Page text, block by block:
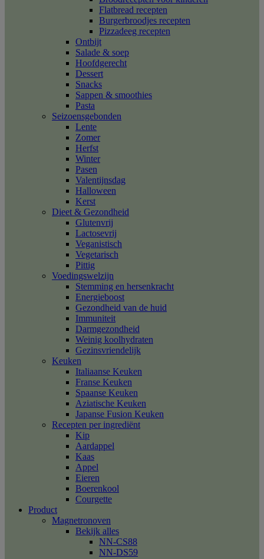
Flatbread recepten
Burgerbroodjes recepten
Pizzadeeg recepten
Ontbijt
Salade & soep
Hoofdgerecht
Dessert
Snacks
Sappen & smoothies
Pasta
Seizoensgebonden
Lente
Zomer
Herfst
Winter
Pasen
Valentijnsdag
Halloween
Kerst
Dieet & Gezondheid
Glutenvrij
Lactosevrij
Veganistisch
Vegetarisch
Pittig
Voedingswelzijn
Stemming en hersenkracht
Energieboost
Gezondheid van de huid
Immuniteit
Darmgezondheid
Weinig koolhydraten
Gezinsvriendelijk
Keuken
Italiaanse Keuken
Franse Keuken
Spaanse Keuken
Aziatische Keuken
Japanse Fusion Keuken
Recepten per ingrediënt
Kip
Aardappel
Kaas
Appel
Eieren
Boerenkool
Courgette
Product
Magnetronoven
Bekijk alles
NN-CS88
NN-DS59